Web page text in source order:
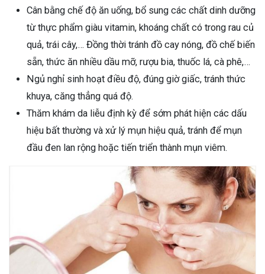
Cân bằng chế độ ăn uống, bổ sung các chất dinh dưỡng
từ thực phẩm giàu vitamin, khoáng chất có trong rau củ
quả, trái cây,… Đồng thời tránh đồ cay nóng, đồ chế biến
sẵn, thức ăn nhiều dầu mỡ, rượu bia, thuốc lá, cà phê,…
Ngủ nghỉ sinh hoạt điều độ, đúng giờ giấc, tránh thức
khuya, căng thẳng quá độ.
Thăm khám da liễu định kỳ để sớm phát hiện các dấu
hiệu bất thường và xử lý mụn hiệu quả, tránh để mụn
đầu đen lan rộng hoặc tiến triển thành mụn viêm.